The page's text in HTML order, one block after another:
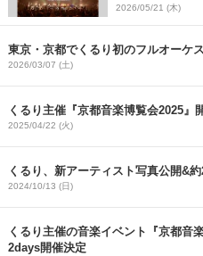
ンドの勢いを見
ート
2026/05/21 (木)
東京・京都でくるり初のフルオーケ
2026/03/07 (土)
くるり主催『京都音楽博覧会2025』
2025/04/22 (火)
くるり、新アーティスト写真公開&
2024/10/13 (日)
くるり主催の音楽イベント『京都音
2days開催決定